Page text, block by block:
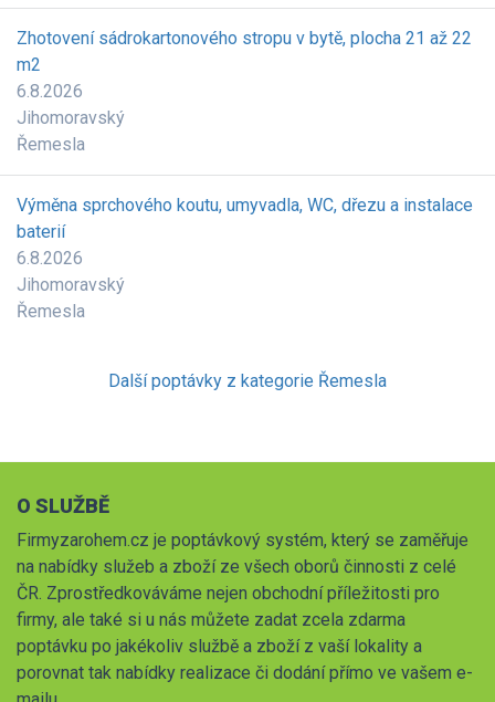
Zhotovení sádrokartonového stropu v bytě, plocha 21 až 22
m2
6.8.2026
Jihomoravský
Řemesla
Výměna sprchového koutu, umyvadla, WC, dřezu a instalace
baterií
6.8.2026
Jihomoravský
Řemesla
Další poptávky z kategorie Řemesla
O SLUŽBĚ
Firmyzarohem.cz je poptávkový systém, který se zaměřuje
na nabídky služeb a zboží ze všech oborů činnosti z celé
ČR. Zprostředkováváme nejen obchodní příležitosti pro
firmy, ale také si u nás můžete zadat zcela zdarma
poptávku po jakékoliv službě a zboží z vaší lokality a
porovnat tak nabídky realizace či dodání přímo ve vašem e-